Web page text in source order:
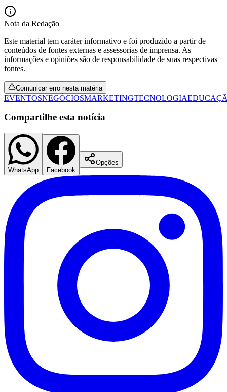
Palmeiras
São Paulo
Nota da Redação
Este material tem caráter informativo e foi produzido a partir de
conteúdos de fontes externas e assessorias de imprensa. As
informações e opiniões são de responsabilidade de suas respectivas
fontes.
Comunicar erro nesta matéria
EVENTOSNEGÓCIOSMARKETINGTECNOLOGIA
Compartilhe esta notícia
WhatsApp Facebook
Opções